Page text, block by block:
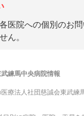
医院への個別のお
ん。
練馬中央病院情報
医療法人社団慈誠会東武練